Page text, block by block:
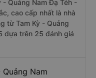
- Quảng Nam Đạ Tẻh -
cao cấp nhất là nhà
từ Tam Kỳ - Quảng
dựa trên 25 đánh giá
Nam